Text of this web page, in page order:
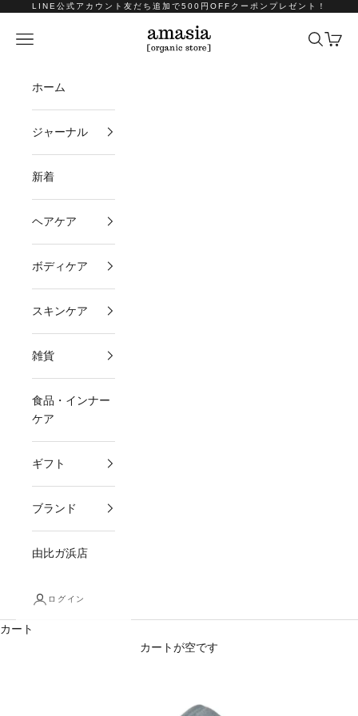
コンテンツへスキップ
LINE公式アカウント友だち追加で500円OFFクーポンプレゼント！
amasia organic store
メニュー 検索カート
ホーム
ジャーナル
新着
ヘアケア
ボディケア
スキンケア
雑貨
食品・インナー
ケア
ギフト
ブランド
由比ガ浜店
ログイン
カート
カートが空です